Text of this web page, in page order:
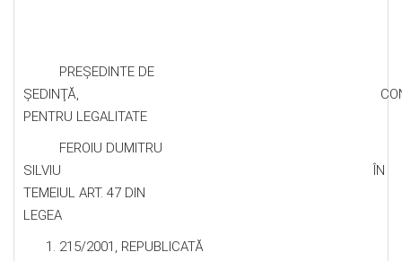
PREŞEDINTE DE
ŞEDINŢĂ,
PENTRU LEGALITATE
FEROIU DUMITRU
SILVIU ÎN
TEMEIUL ART. 47 DIN
LEGEA
215/2001, REPUBLICATĂ